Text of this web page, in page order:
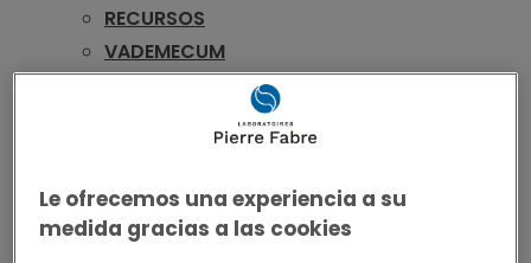
RECURSOS
VADEMECUM
FORMACIÓN
CONGRESOS
Le ofrecemos una experiencia a su
medida gracias a las cookies